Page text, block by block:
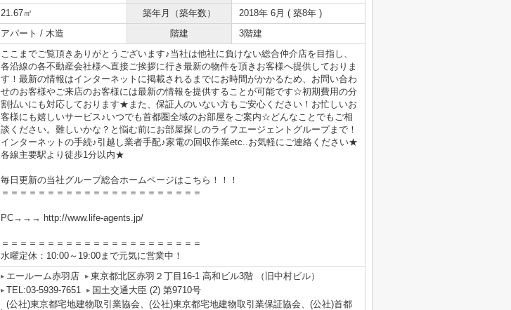
21.67㎡ 築年月（築年数）
2018年 6月 ( 築8年 )
アパート / 木造 階建 3階建
ここまでご覧頂きありがとうございます♪当社は他社に負けない総合仲介店を目指し、
各沿線の各不動産会社様へ直接ご挨拶に行き最新の物件を頂きお客様へ提供しておりま
す！最新の情報はインターネットに掲載されるまでにお時間がかかるため、お問い合わ
せのお客様やご来店のお客様には最新の情報を提供することが可能です☆初期費用の分
割払いにも対応しております★また、保証人のいない方もご安心ください！お忙しいお
客様にも嬉しいサービス♪いつでも首都圏全域のお部屋をご案内☆どんなことでもご相
談ください。難しいかな？と悩む前にお部屋探しのライフエージェントグループまで！
インターネットの手続♪引越し業者手配♪家電の回収作業etc..お気軽にご連絡ください★
各線主要駅より徒歩1分以内★
毎日更新の当社グループ総合ホームページはこちら！！！
＝＝＝＝＝＝＝＝＝＝＝＝＝＝＝＝＝＝＝＝＝＝
PC→→→ http://www.life-agents.jp/
＝＝＝＝＝＝＝＝＝＝＝＝＝＝＝＝＝＝＝＝＝＝
水曜定休：10:00～19:00まで元気に営業中！
エールーム赤羽店
東京都北区赤羽２丁目16-1 高和ビル3階 （旧中村ビル）
TEL:03-5939-7651
国土交通大臣 (2) 第9710号
(公社)東京都宅地建物取引業協会、(公社)東京都宅地建物取引業保証協会、(公社)首都